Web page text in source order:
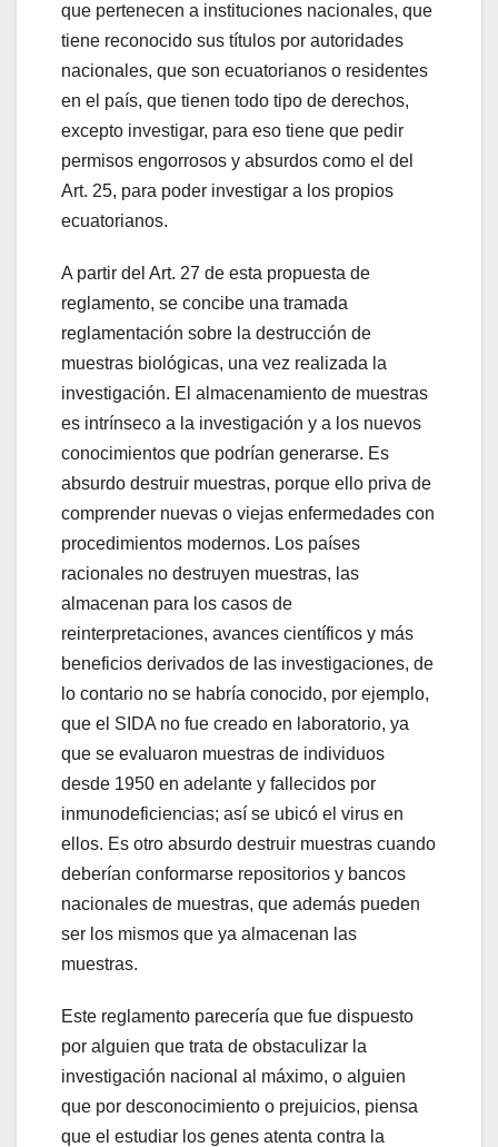
que pertenecen a instituciones nacionales, que
tiene reconocido sus títulos por autoridades
nacionales, que son ecuatorianos o residentes
en el país, que tienen todo tipo de derechos,
excepto investigar, para eso tiene que pedir
permisos engorrosos y absurdos como el del
Art. 25, para poder investigar a los propios
ecuatorianos.
A partir del Art. 27 de esta propuesta de
reglamento, se concibe una tramada
reglamentación sobre la destrucción de
muestras biológicas, una vez realizada la
investigación. El almacenamiento de muestras
es intrínseco a la investigación y a los nuevos
conocimientos que podrían generarse. Es
absurdo destruir muestras, porque ello priva de
comprender nuevas o viejas enfermedades con
procedimientos modernos. Los países
racionales no destruyen muestras, las
almacenan para los casos de
reinterpretaciones, avances científicos y más
beneficios derivados de las investigaciones, de
lo contario no se habría conocido, por ejemplo,
que el SIDA no fue creado en laboratorio, ya
que se evaluaron muestras de individuos
desde 1950 en adelante y fallecidos por
inmunodeficiencias; así se ubicó el virus en
ellos. Es otro absurdo destruir muestras cuando
deberían conformarse repositorios y bancos
nacionales de muestras, que además pueden
ser los mismos que ya almacenan las
muestras.
Este reglamento parecería que fue dispuesto
por alguien que trata de obstaculizar la
investigación nacional al máximo, o alguien
que por desconocimiento o prejuicios, piensa
que el estudiar los genes atenta contra la